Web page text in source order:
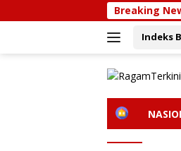
ke
Breaking
Indeks
H